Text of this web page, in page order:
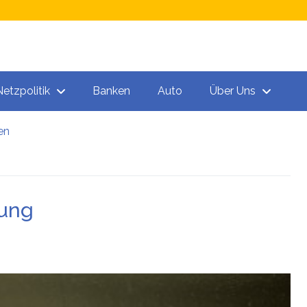
Banken Auto Über Uns
unter den Spritzen!